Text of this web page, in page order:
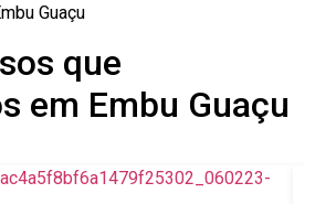
Guaçu
que
em Embu Guaçu